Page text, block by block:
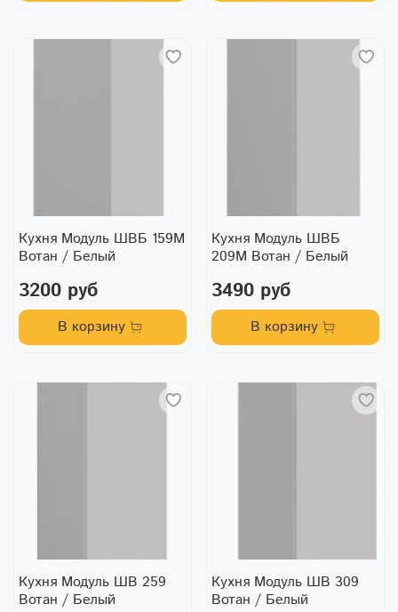
Кухня Модуль ШВБ 159М
Вотан / Белый
3200 руб
В корзину
Кухня Модуль ШВБ
209М Вотан / Белый
3490 руб
В корзину
Кухня Модуль ШВ 259
Вотан / Белый
Кухня Модуль ШВ 309
Вотан / Белый